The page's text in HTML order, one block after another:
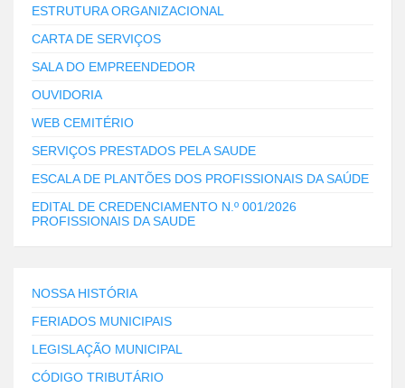
ESTRUTURA ORGANIZACIONAL
CARTA DE SERVIÇOS
SALA DO EMPREENDEDOR
OUVIDORIA
WEB CEMITÉRIO
SERVIÇOS PRESTADOS PELA SAUDE
ESCALA DE PLANTÕES DOS PROFISSIONAIS DA SAÚDE
EDITAL DE CREDENCIAMENTO N.º 001/2026
PROFISSIONAIS DA SAUDE
NOSSA HISTÓRIA
FERIADOS MUNICIPAIS
LEGISLAÇÃO MUNICIPAL
CÓDIGO TRIBUTÁRIO